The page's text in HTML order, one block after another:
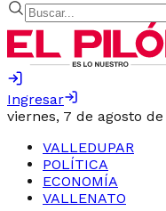
Ingresar
viernes, 7 de agosto de
VALLEDUPAR
POLÍTICA
ECONOMÍA
VALLENATO